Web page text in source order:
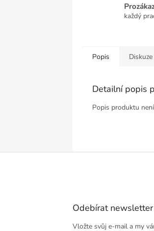
každý
Popis Diskuze
Detailní popis
Popis produktu
Odebírat newsletter
Vložte svůj e-mail a my